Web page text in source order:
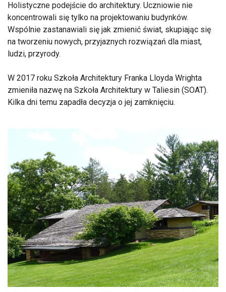
Holistyczne podejście do architektury. Uczniowie nie
koncentrowali się tylko na projektowaniu budynków.
Wspólnie zastanawiali się jak zmienić świat, skupiając się
na tworzeniu nowych, przyjaznych rozwiązań dla miast,
ludzi, przyrody.
W 2017 roku Szkoła Architektury Franka Lloyda Wrighta
zmieniła nazwę na Szkoła Architektury w Taliesin (SOAT).
Kilka dni temu zapadła decyzja o jej zamknięciu.